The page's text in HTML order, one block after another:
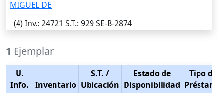
MIGUEL DE
(4)Inv.: 24721 S.T.: 929 SE-B-2874
1 Ejemplar
U.
Info.
Inventario
S.T. /
Ubicación
Estado de
Disponibilidad
Tipo de